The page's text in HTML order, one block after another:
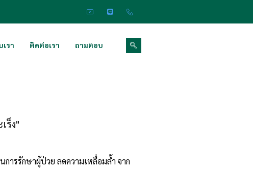
เรา ติดต่อเรา ถามตอบ
ร็ง"
ารรักษาผู้ป่วย ลดความเหลื่อมล้ำ จาก